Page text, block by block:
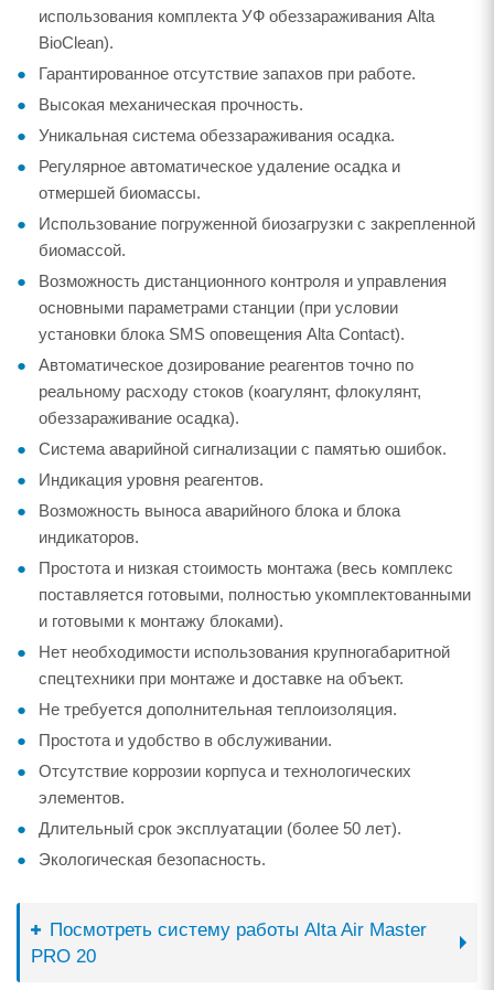
использования комплекта УФ обеззараживания Alta
BioClean).
Гарантированное отсутствие запахов при работе.
Высокая механическая прочность.
Уникальная система обеззараживания осадка.
Регулярное автоматическое удаление осадка и
отмершей биомассы.
Использование погруженной биозагрузки с закрепленной
биомассой.
Возможность дистанционного контроля и управления
основными параметрами станции (при условии
установки блока SMS оповещения Alta Contact).
Автоматическое дозирование реагентов точно по
реальному расходу стоков (коагулянт, флокулянт,
обеззараживание осадка).
Система аварийной сигнализации с памятью ошибок.
Индикация уровня реагентов.
Возможность выноса аварийного блока и блока
индикаторов.
Простота и низкая стоимость монтажа (весь комплекс
поставляется готовыми, полностью укомплектованными
и готовыми к монтажу блоками).
Нет необходимости использования крупногабаритной
спецтехники при монтаже и доставке на объект.
Не требуется дополнительная теплоизоляция.
Простота и удобство в обслуживании.
Отсутствие коррозии корпуса и технологических
элементов.
Длительный срок эксплуатации (более 50 лет).
Экологическая безопасность.
Посмотреть систему работы Alta Air Master
PRO 20